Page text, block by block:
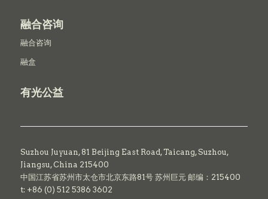
融合咨询
融合咨询
融盒
有光公益
Suzhou Juyuan, 81 Beijing East Road,Taicang,Suzhou,
Jiangsu, China 215400
中国江苏省苏州市太仓市北京东路81号 苏州巨元 邮编：215400
t: +86 (0) 512 5386 3602